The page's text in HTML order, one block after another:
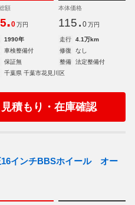
額
.0 万円
本体価格
115. 0 万円
1990年 走行
4.1万km
車検整備付 修復
なし
保証無 整備
法定整備付
千葉県 千葉市花見川区
見積もり・在庫確認
16インチBBSホイール オー